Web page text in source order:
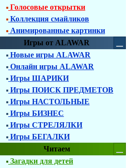
Голосовые открытки
Коллекция смайликов
Анимированные картинки
Игры от ALAWAR
Новые игры ALAWAR
Онлайн игры ALAWAR
Игры ШАРИКИ
Игры ПОИСК ПРЕДМЕТОВ
Игры НАСТОЛЬНЫЕ
Игры БИЗНЕС
Игры СТРЕЛЯЛКИ
Игры БЕГАЛКИ
Читаем
Загадки для детей